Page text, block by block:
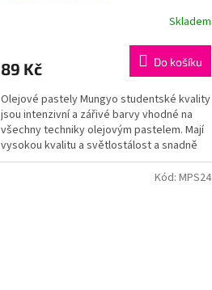
Skladem
89 Kč Do košíku
Olejové pastely Mungyo studentské kvality
jsou intenzivní a zářivé barvy vhodné na
všechny techniky olejovým pastelem. Mají
vysokou kvalitu a světlostálost a snadně
se aplikují.
Kód: MPS24